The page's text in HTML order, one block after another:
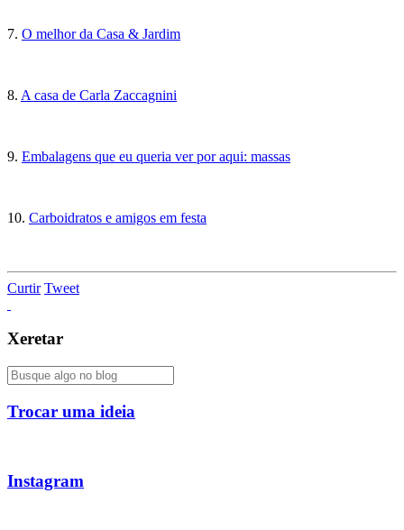
7. O melhor da Casa & Jardim
8. A casa de Carla Zaccagnini
9. Embalagens que eu queria ver por aqui: massas
10. Carboidratos e amigos em festa
Curtir Tweet
Xeretar
Trocar uma ideia
Instagram